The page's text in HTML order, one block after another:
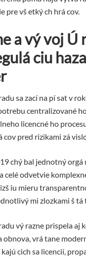
pre vš etký ch hrá cov.
a vý voj Ú
ciu
sa zací na pí sat v
centralizované
licencné ho
cov pred rizikami zá
chý bal jednotný orgá
celé odvetvie
iu mieru
mi zlozkami š tá
vý razne prispela aj
obnova, vrá tane
cich sa licencií,